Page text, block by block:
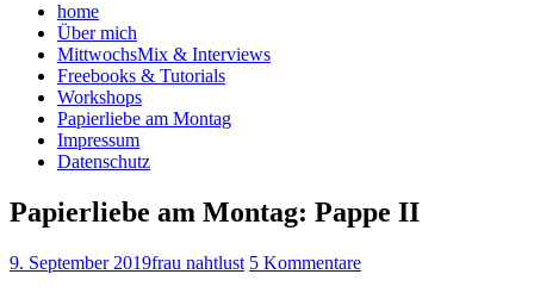
home
Über mich
MittwochsMix & Interviews
Freebooks & Tutorials
Workshops
Papierliebe am Montag
Impressum
Datenschutz
Papierliebe am Montag: Pappe II
9. September 2019frau nahtlust 5 Kommentare